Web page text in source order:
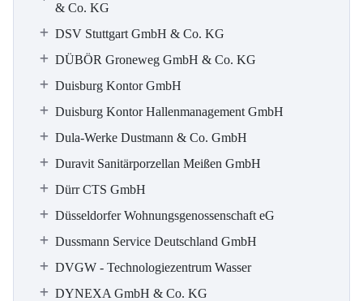
& Co. KG
DSV Stuttgart GmbH & Co. KG
DÜBÖR Groneweg GmbH & Co. KG
Duisburg Kontor GmbH
Duisburg Kontor Hallenmanagement GmbH
Dula-Werke Dustmann & Co. GmbH
Duravit Sanitärporzellan Meißen GmbH
Dürr CTS GmbH
Düsseldorfer Wohnungsgenossenschaft eG
Dussmann Service Deutschland GmbH
DVGW - Technologiezentrum Wasser
DYNEXA GmbH & Co. KG